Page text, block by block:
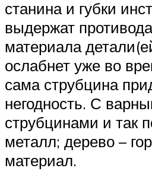
станина и губки
выдержат
материала
ослабнет уже во
сама струбцина
негодность. С
струбцинами и так
металл; дерево –
материал.